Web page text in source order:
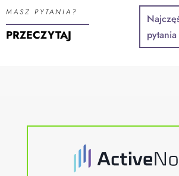
MASZ PYTANIA?
PRZECZYTAJ
pytania